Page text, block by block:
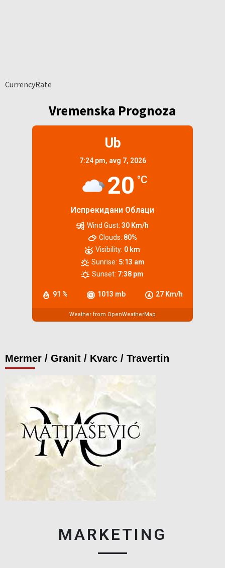
CurrencyRate
Vremenska Prognoza
Ub
7:24 pm, avg 7, 2026
20 °C
Испрекидани Облаци
91 % 1013 mb 27 Km/h
Wind Gust: 30 Km/h
Clouds: 80%
Visibility: 0 km
Sunrise: 5:13 am
Sunset: 7:38 pm
Weather from OpenWeatherMap
Mermer / Granit / Kvarc / Travertin
MARKETING